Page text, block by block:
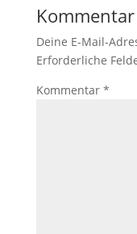
Deine E-Mail-
Erforderliche
Kommentar *